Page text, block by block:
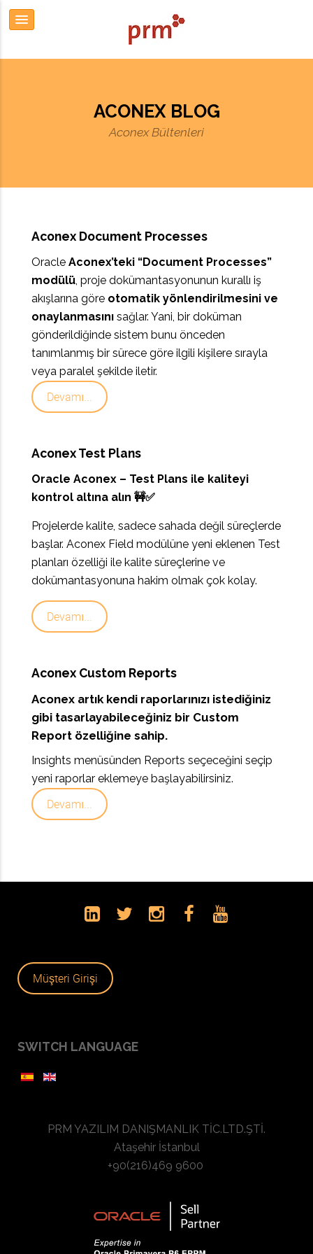
ACONEX BLOG
Aconex Bültenleri
Aconex Document Processes
Oracle Aconex’teki “Document Processes”
modülü, proje dokümantasyonunun kurallı iş
akışlarına göre otomatik yönlendirilmesini ve
onaylanmasını sağlar. Yani, bir doküman
gönderildiğinde sistem bunu önceden
tanımlanmış bir sürece göre ilgili kişilere sırayla
veya paralel şekilde iletir.
Devamı...
Aconex Test Plans
Oracle Aconex – Test Plans ile kaliteyi
kontrol altına alın 🚧✅
Projelerde kalite, sadece sahada değil süreçlerde
başlar. Aconex Field modülüne yeni eklenen Test
planları özelliği ile kalite süreçlerine ve
dokümantasyonuna hakim olmak çok kolay.
Devamı...
Aconex Custom Reports
Aconex artık kendi raporlarınızı istediğiniz
gibi tasarlayabileceğiniz bir Custom
Report özelliğine sahip.
Insights menüsünden Reports seçeceğini seçip
yeni raporlar eklemeye başlayabilirsiniz.
Devamı...
Müşteri Girişi
SWITCH LANGUAGE
PRM YAZILIM DANIŞMANLIK TİC.LTD.ŞTİ.
Ataşehir İstanbul
+90(216)469 9600